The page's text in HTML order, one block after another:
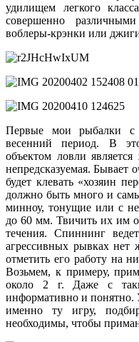
удилищем легкого
совершенно
воблеры-крэнки или
Первые мои рыбалки с
весенний период. В
объектом ловли
непредсказуемая. Бывает
будет клевать «хозяин
должно быть много и
минноу, тонущие или с
до 60 мм. Твичить их им
течения. Спиннинг
агрессивных рывках нет
отметить его работу на
Возьмем, к примеру,
около 2 г. Даже с
информативно и понятно.
именно ту игру,
необходимы, чтобы